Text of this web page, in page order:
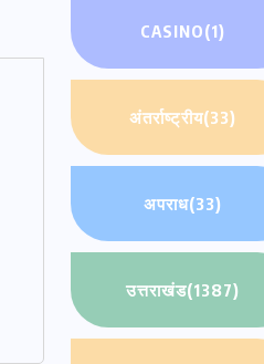
CASINO(1)
अंतर्राष्ट्रीय(33)
अपराध(33)
उत्तराखंड(1387)